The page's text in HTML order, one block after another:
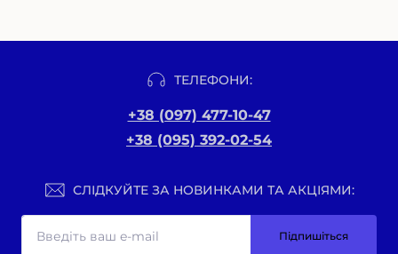
ТЕЛЕФОНИ:
+38 (097) 477-10-47
+38 (095) 392-02-54
СЛІДКУЙТЕ ЗА НОВИНКАМИ ТА АКЦІЯМИ:
Підпишіться